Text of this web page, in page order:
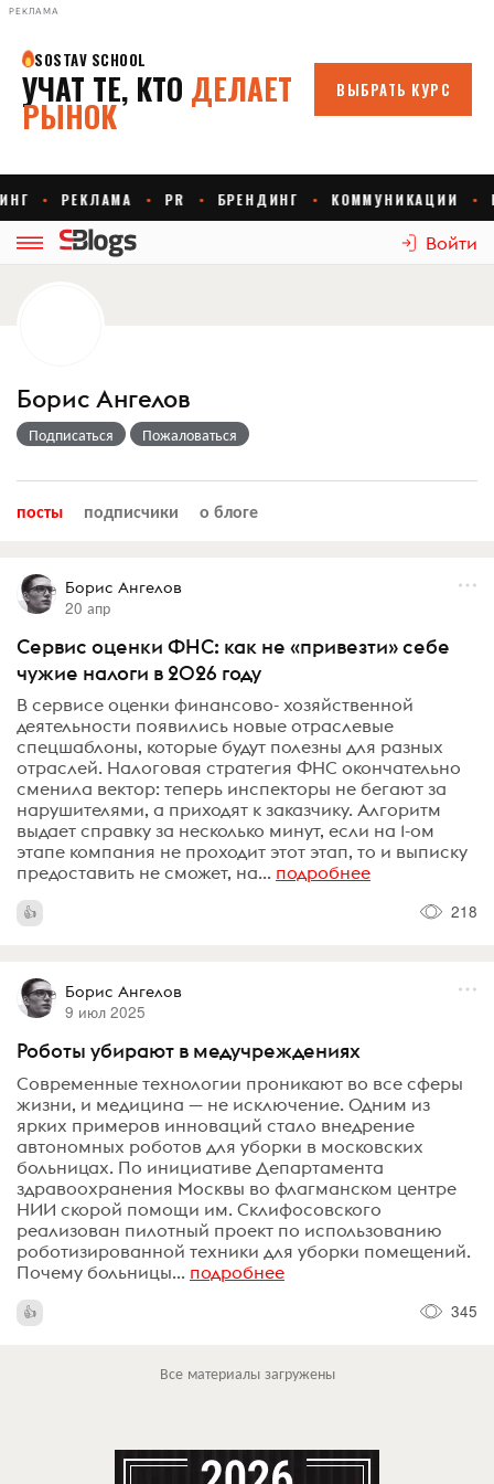
РЕКЛАМА
Войти
Борис Ангелов
Подписаться Пожаловаться
посты подписчики о блоге
Борис Ангелов
20 апр
Сервис оценки ФНС: как не «привезти» себе
чужие налоги в 2026 году
В сервисе оценки финансово- хозяйственной
деятельности появились новые отраслевые
спецшаблоны, которые будут полезны для разных
отраслей. Налоговая стратегия ФНС окончательно
сменила вектор: теперь инспекторы не бегают за
нарушителями, а приходят к заказчику. Алгоритм
выдает справку за несколько минут, если на 1-ом
этапе компания не проходит этот этап, то и выписку
предоставить не сможет, на... подробнее
218
Борис Ангелов
9 июл 2025
Роботы убирают в медучреждениях
Современные технологии проникают во все сферы
жизни, и медицина — не исключение. Одним из
ярких примеров инноваций стало внедрение
автономных роботов для уборки в московских
больницах. По инициативе Департамента
здравоохранения Москвы во флагманском центре
НИИ скорой помощи им. Склифосовского
реализован пилотный проект по использованию
роботизированной техники для уборки помещений.
Почему больницы... подробнее
345
Все материалы загружены